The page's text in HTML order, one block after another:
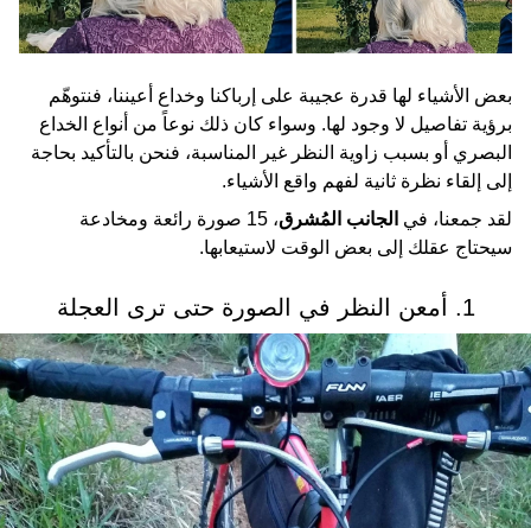
بعض الأشياء لها قدرة عجيبة على إرباكنا وخداع أعيننا، فنتوهّم
برؤية تفاصيل لا وجود لها. وسواء كان ذلك نوعاً من أنواع الخداع
البصري أو بسبب زاوية النظر غير المناسبة، فنحن بالتأكيد بحاجة
إلى إلقاء نظرة ثانية لفهم واقع الأشياء.
لقد جمعنا، في الجانب المُشرق
، 15 صورة رائعة ومخادعة
سيحتاج عقلك إلى بعض الوقت لاستيعابها.
1. أمعن النظر في الصورة حتى ترى العجلة